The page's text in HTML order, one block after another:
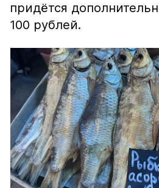
придётся
100 рублей.